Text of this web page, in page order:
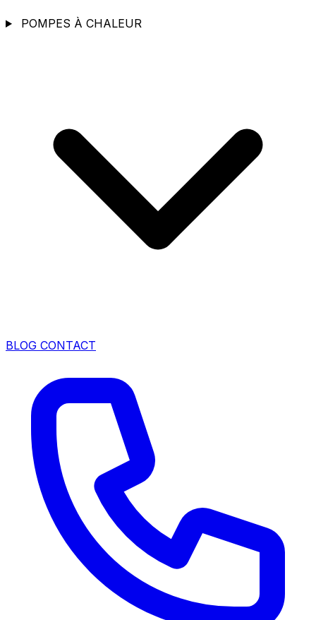
POMPES À CHALEUR
BLOG CONTACT